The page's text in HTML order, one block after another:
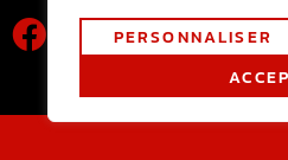
PERSONNALISER
Groupe de support
mondial